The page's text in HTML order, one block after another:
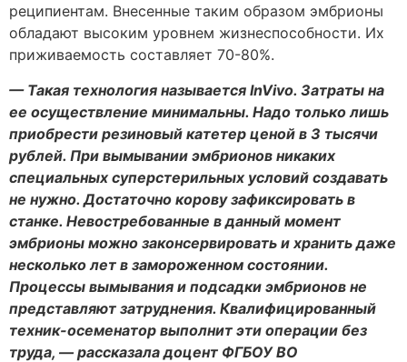
реципиентам. Внесенные таким образом эмбрионы
обладают высоким уровнем жизнеспособности. Их
приживаемость составляет 70-80%.
— Такая технология называется InVivo. Затраты на
ее осуществление минимальны. Надо только лишь
приобрести резиновый катетер ценой в 3 тысячи
рублей. При вымывании эмбрионов никаких
специальных суперстерильных условий создавать
не нужно. Достаточно корову зафиксировать в
станке. Невостребованные в данный момент
эмбрионы можно законсервировать и хранить даже
несколько лет в замороженном состоянии.
Процессы вымывания и подсадки эмбрионов не
представляют затруднения. Квалифицированный
техник-осеменатор выполнит эти операции без
труда, — рассказала доцент ФГБОУ ВО